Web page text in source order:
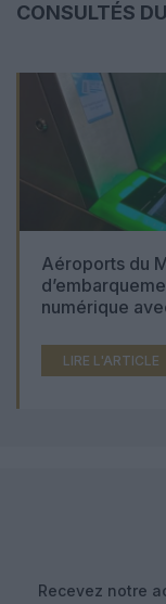
CONSULTÉS
Aéroports du
numérique
LIRE L'ARTICLE
Recevez notre